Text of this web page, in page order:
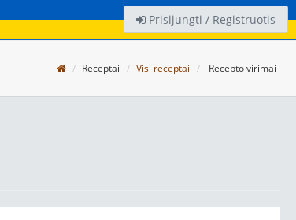
Prisijungti / Registruotis
Receptai Visi receptai Recepto virimai